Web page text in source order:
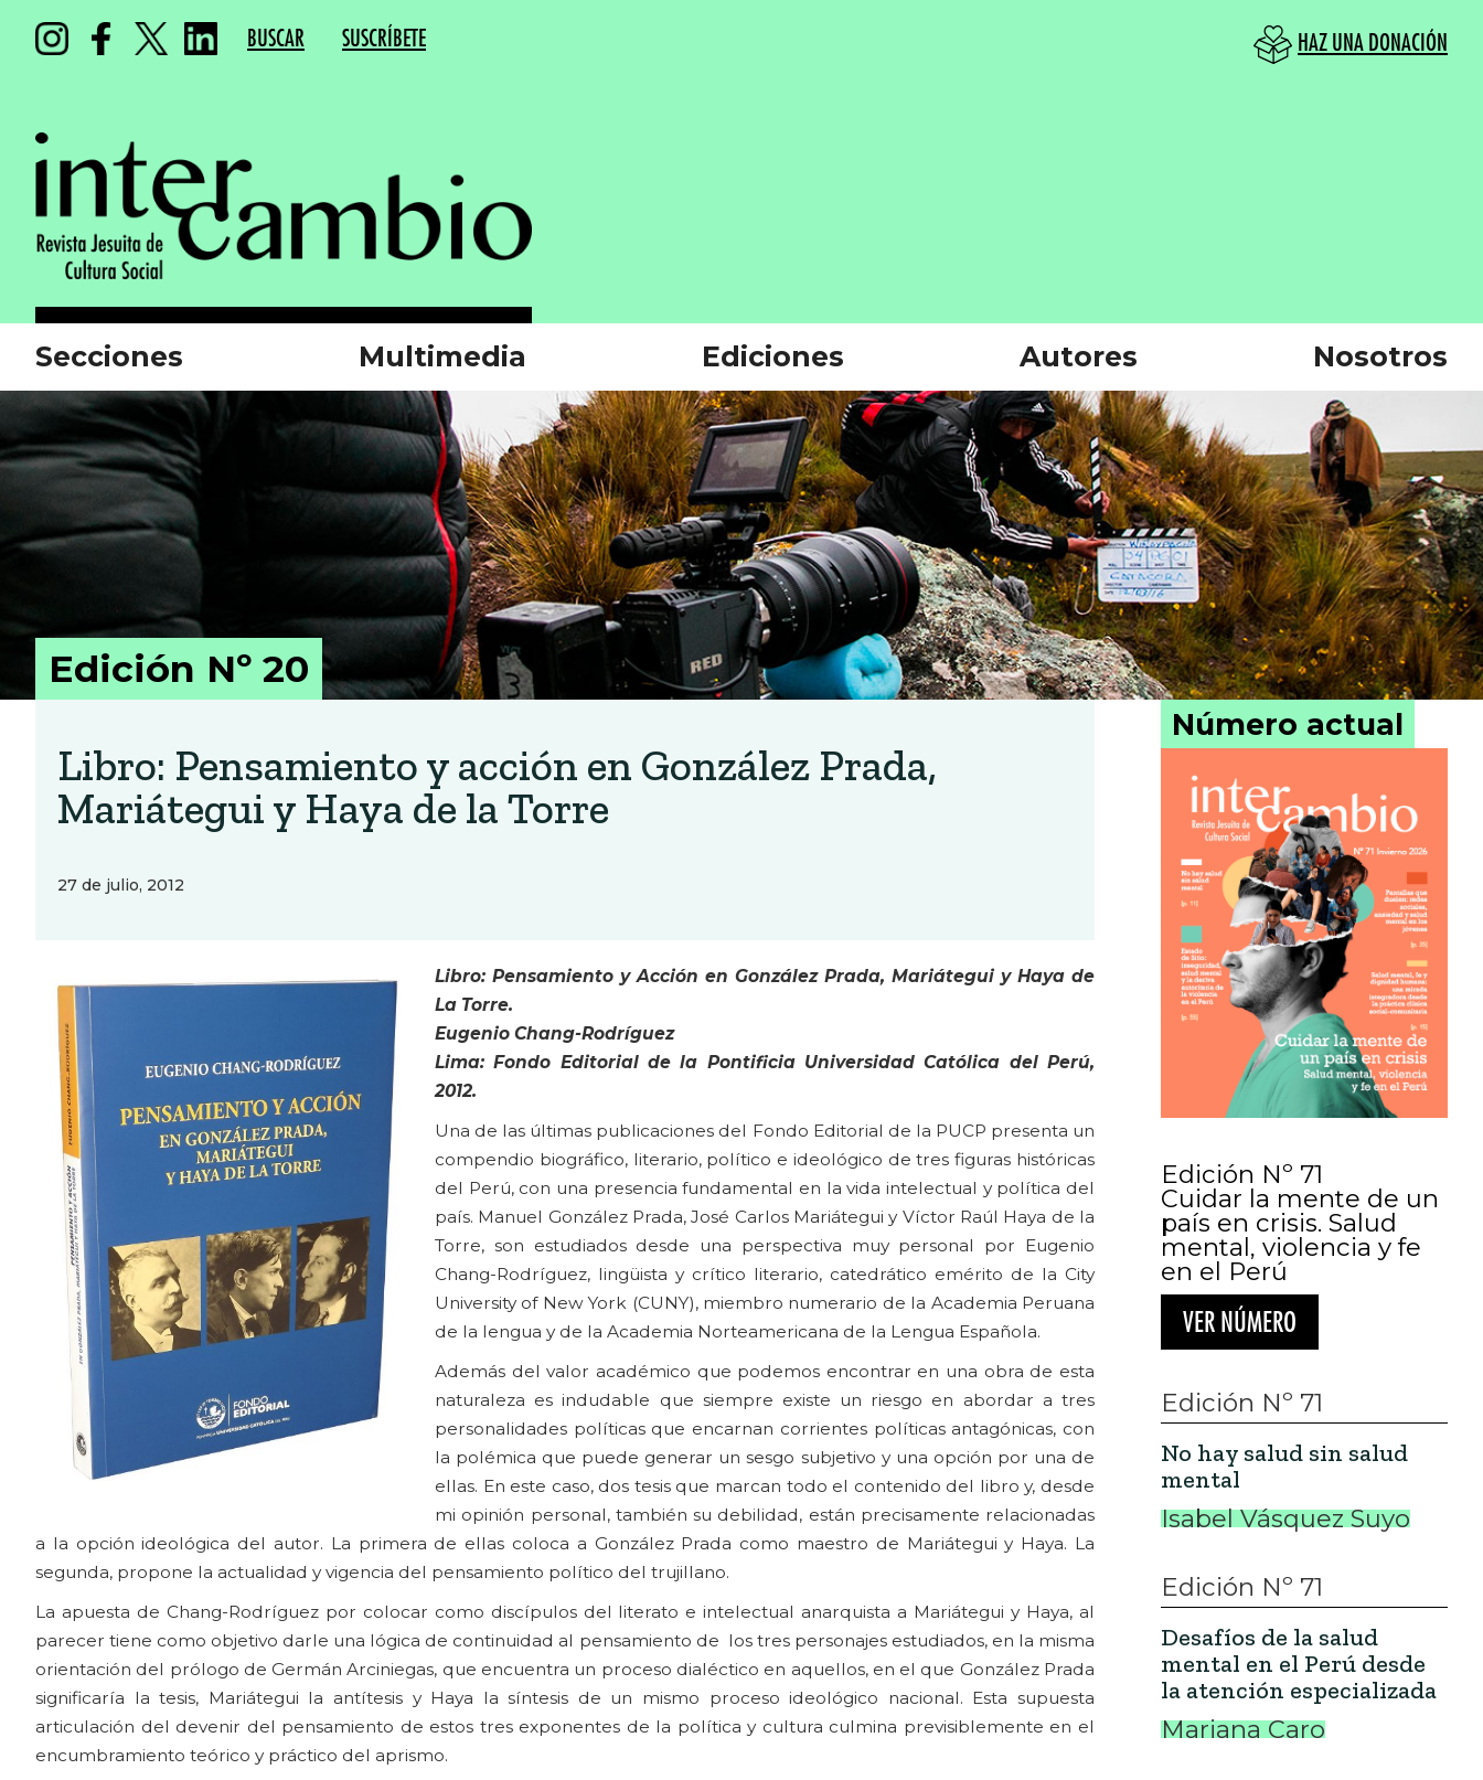
BUSCAR SUSCRÍBETE HAZ UNA DONACIÓN
Secciones Multimedia Ediciones Autores Nosotros
Edición Nº 20
Libro: Pensamiento y acción en González Prada,
Mariátegui y Haya de la Torre
27 de julio, 2012
Libro: Pensamiento y Acción en González Prada, Mariátegui y Haya de
La Torre.
Eugenio Chang-Rodríguez
Lima: Fondo Editorial de la Pontificia Universidad Católica del Perú,
2012.
Una de las últimas publicaciones del Fondo Editorial de la PUCP presenta un
compendio biográfico, literario, político e ideológico de tres figuras históricas
del Perú, con una presencia fundamental en la vida intelectual y política del
país. Manuel González Prada, José Carlos Mariátegui y Víctor Raúl Haya de la
Torre, son estudiados desde una perspectiva muy personal por Eugenio
Chang-Rodríguez, lingüista y crítico literario, catedrático emérito de la City
University of New York (CUNY), miembro numerario de la Academia Peruana
de la lengua y de la Academia Norteamericana de la Lengua Española.
Además del valor académico que podemos encontrar en una obra de esta
naturaleza es indudable que siempre existe un riesgo en abordar a tres
personalidades políticas que encarnan corrientes políticas antagónicas, con
la polémica que puede generar un sesgo subjetivo y una opción por una de
ellas. En este caso, dos tesis que marcan todo el contenido del libro y, desde
mi opinión personal, también su debilidad, están precisamente relacionadas
a la opción ideológica del autor. La primera de ellas coloca a González Prada como maestro de Mariátegui y Haya. La
segunda, propone la actualidad y vigencia del pensamiento político del trujillano.
La apuesta de Chang-Rodríguez por colocar como discípulos del literato e intelectual anarquista a Mariátegui y Haya, al
parecer tiene como objetivo darle una lógica de continuidad al pensamiento de los tres personajes estudiados, en la misma
orientación del prólogo de Germán Arciniegas, que encuentra un proceso dialéctico en aquellos, en el que González Prada
significaría la tesis, Mariátegui la antítesis y Haya la síntesis de un mismo proceso ideológico nacional. Esta supuesta
articulación del devenir del pensamiento de estos tres exponentes de la política y cultura culmina previsiblemente en el
encumbramiento teórico y práctico del aprismo.
Número actual
Edición Nº 71
Cuidar la mente de un
país en crisis. Salud
mental, violencia y fe
en el Perú
VER NÚMERO
Edición Nº 71
No hay salud sin salud
mental
Isabel Vásquez Suyo
Edición Nº 71
Desafíos de la salud
mental en el Perú desde
la atención especializada
Mariana Caro